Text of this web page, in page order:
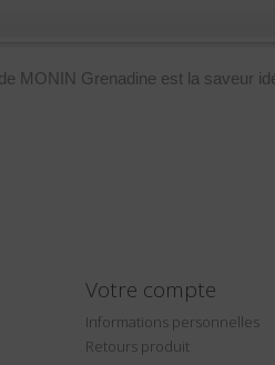
MONIN Grenadine est la saveur
Votre compte
Informations personnelles
Retours produit